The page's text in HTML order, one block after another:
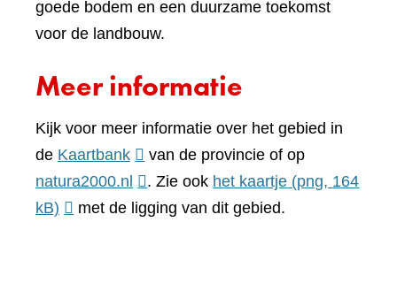
goede bodem en een duurzame toekomst
voor de landbouw.
Meer informatie
Kijk voor meer informatie over het gebied in
de Kaartbank(verwijst
naar
een
van de provincie of op
natura2000.nl (verwijst
naar
. Zie ook het kaartje (png, 164
kB)
met de ligging van dit gebied.